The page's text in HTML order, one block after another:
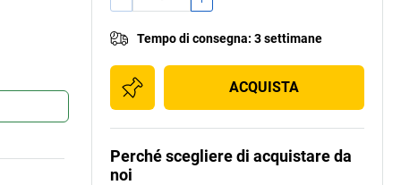
Tempo di consegna: 3 settimane
ACQUISTA
Perché scegliere di acquistare da
noi